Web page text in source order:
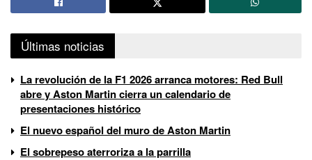
Últimas noticias
La revolución de la F1 2026 arranca motores: Red Bull
abre y Aston Martin cierra un calendario de
presentaciones histórico
El nuevo español del muro de Aston Martin
El sobrepeso aterroriza a la parrilla